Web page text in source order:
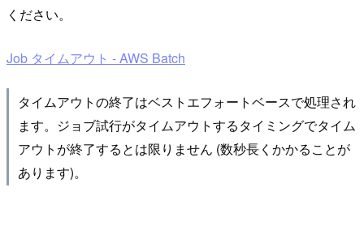
ください。
Job タイムアウト - AWS Batch
タイムアウトの終了はベストエフォートベースで処理され
ます。ジョブ試行がタイムアウトするタイミングでタイム
アウトが終了するとは限りません (数秒長くかかることが
あります)。